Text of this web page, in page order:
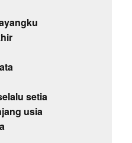
setia
usia